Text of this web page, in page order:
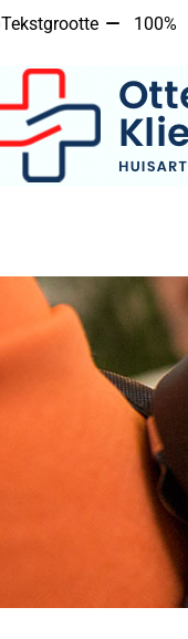
Tekstgrootte Tekst
10%
100%